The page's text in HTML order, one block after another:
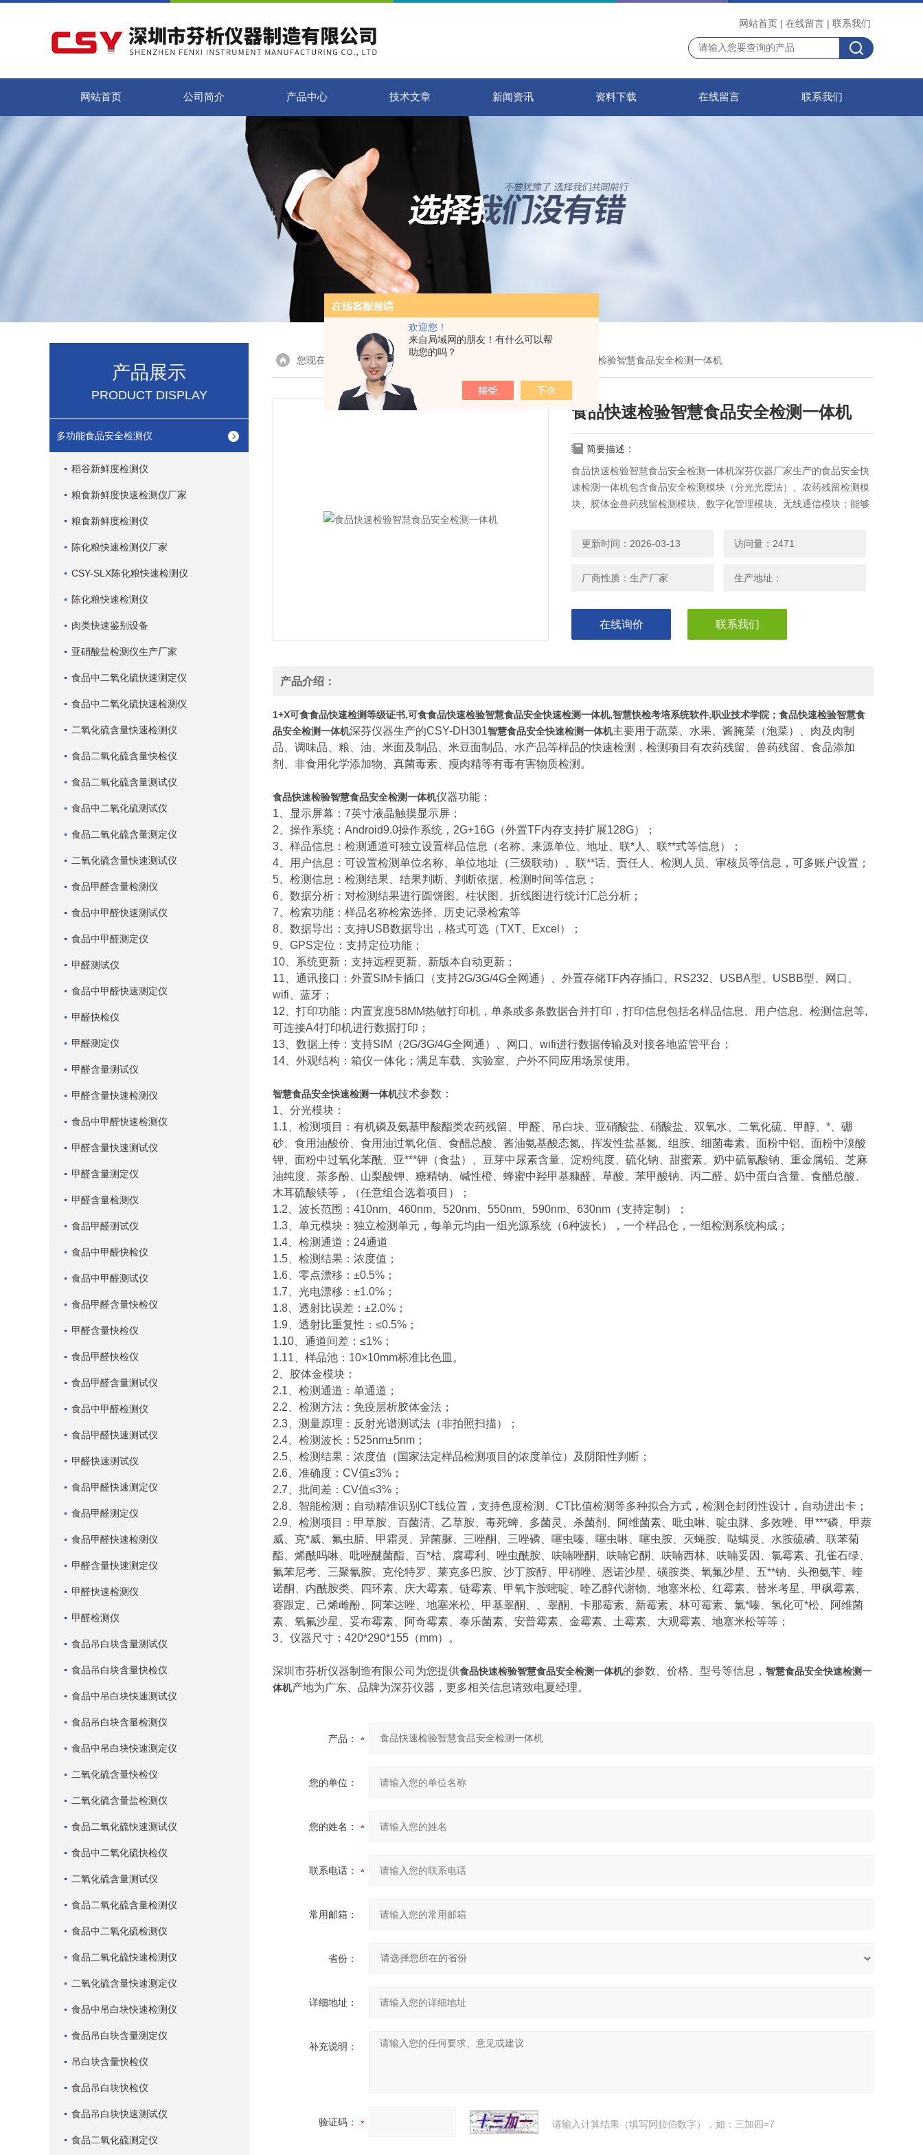
欢迎您！
来自局域网的朋友！有什么可以帮
助您的吗？
网站首页 | 在线留言 | 联系我们
网站首页 公司简介 产品中心 技术文章 新闻资讯 资料下载 在线留言 联系我们
产品展示
PRODUCT DISPLAY
多功能食品安全检测仪
稻谷新鲜度检测仪
粮食新鲜度快速检测仪厂家
粮食新鲜度检测仪
陈化粮快速检测仪厂家
CSY-SLX陈化粮快速检测仪
陈化粮快速检测仪
肉类快速鉴别设备
亚硝酸盐检测仪生产厂家
食品中二氧化硫快速测定仪
食品中二氧化硫快速检测仪
二氧化硫含量快速检测仪
食品二氧化硫含量快检仪
食品二氧化硫含量测试仪
食品中二氧化硫测试仪
食品二氧化硫含量测定仪
二氧化硫含量快速测试仪
食品甲醛含量检测仪
食品中甲醛快速测试仪
食品中甲醛测定仪
甲醛测试仪
食品中甲醛快速测定仪
甲醛快检仪
甲醛测定仪
甲醛含量测试仪
甲醛含量快速检测仪
食品中甲醛快速检测仪
甲醛含量快速测试仪
甲醛含量测定仪
甲醛含量检测仪
食品甲醛测试仪
食品中甲醛快检仪
食品中甲醛测试仪
食品甲醛含量快检仪
甲醛含量快检仪
食品甲醛快检仪
食品甲醛含量测试仪
食品中甲醛检测仪
食品甲醛快速测试仪
甲醛快速测试仪
食品甲醛快速测定仪
食品甲醛测定仪
食品甲醛快速检测仪
甲醛含量快速测定仪
甲醛快速检测仪
甲醛检测仪
食品吊白块含量测试仪
食品吊白块含量快检仪
食品中吊白块快速测试仪
食品吊白块含量检测仪
食品中吊白块快速测定仪
二氧化硫含量快检仪
二氧化硫含量盐检测仪
食品二氧化硫快速测试仪
食品中二氧化硫快检仪
二氧化硫含量测试仪
食品二氧化硫含量检测仪
食品中二氧化硫检测仪
食品二氧化硫快速检测仪
二氧化硫含量快速测定仪
食品中吊白块快速检测仪
食品吊白块含量测定仪
吊白块含量快检仪
食品吊白块快检仪
食品吊白块快速测试仪
食品二氧化硫测定仪
您现在的位置：首页> 产品展示 > > > 食品快速检验智慧食品安全检测一体机
食品快速检验智慧食品安全检测一体机
简要描述：
食品快速检验智慧食品安全检测一体机深芬仪器厂家生产的食品安全快
速检测一体机包含食品安全检测模块（分光光度法）、农药残留检测模
块、胶体金兽药残留检测模块、数字化管理模块、无线通信模块；能够
胺残留、抗生素残留等有毒有害物质残留检测项目。
更新时间：2026-03-13 访问量：2471
厂商性质：生产厂家 生产地址：
在线询价 联系我们
产品介绍：
1+X可食食品快速检测等级证书,可食食品快速检验智慧食品安全快速检测一体机,智慧快检考培系统软件,职业技术学院； 食品快速检验智慧食
品安全检测一体机深芬仪器生产的CSY-DH301智慧食品安全快速检测一体机主要用于蔬菜、水果、酱腌菜（泡菜）、肉及肉制
品、调味品、粮、油、米面及制品、米豆面制品、水产品等样品的快速检测，检测项目有农药残留、兽药残留、食品添加
剂、非食用化学添加物、真菌毒素、瘦肉精等有毒有害物质检测。
食品快速检验智慧食品安全检测一体机仪器功能：
1、显示屏幕：7英寸液晶触摸显示屏；
2、操作系统：Android9.0操作系统，2G+16G（外置TF内存支持扩展128G）；
3、样品信息：检测通道可独立设置样品信息（名称、来源单位、地址、联*人、联**式等信息）；
4、用户信息：可设置检测单位名称、单位地址（三级联动）、联**话、责任人、检测人员、审核员等信息，可多账户设置；
5、检测信息：检测结果、结果判断、判断依据、检测时间等信息；
6、数据分析：对检测结果进行圆饼图、柱状图、折线图进行统计汇总分析；
7、检索功能：样品名称检索选择、历史记录检索等
8、数据导出：支持USB数据导出，格式可选（TXT、Excel）；
9、GPS定位：支持定位功能；
10、系统更新：支持远程更新、新版本自动更新；
11、通讯接口：外置SIM卡插口（支持2G/3G/4G全网通）、外置存储TF内存插口、RS232、USBA型、USBB型、网口、
wifi、蓝牙；
12、打印功能：内置宽度58MM热敏打印机，单条或多条数据合并打印，打印信息包括名样品信息、用户信息、检测信息等,
可连接A4打印机进行数据打印；
13、数据上传：支持SIM（2G/3G/4G全网通）、网口、wifi进行数据传输及对接各地监管平台；
14、外观结构：箱仪一体化；满足车载、实验室、户外不同应用场景使用。
智慧食品安全快速检测一体机技术参数：
1、分光模块：
1.1、检测项目：有机磷及氨基甲酸酯类农药残留、甲醛、吊白块、亚硝酸盐、硝酸盐、双氧水、二氧化硫、甲醇、*、硼
砂、食用油酸价、食用油过氧化值、食醋总酸、酱油氨基酸态氮、挥发性盐基氮、组胺、细菌毒素、面粉中铝、面粉中溴酸
钾、面粉中过氧化苯酰、亚***钾（食盐）、豆芽中尿素含量、淀粉纯度、硫化钠、甜蜜素、奶中硫氰酸钠、重金属铅、芝麻
油纯度、茶多酚、山梨酸钾、糖精钠、碱性橙、蜂蜜中羟甲基糠醛、草酸、苯甲酸钠、丙二醛、奶中蛋白含量、食醋总酸、
木耳硫酸镁等，（任意组合选着项目）；
1.2、波长范围：410nm、460nm、520nm、550nm、590nm、630nm（支持定制）；
1.3、单元模块：独立检测单元，每单元均由一组光源系统（6种波长），一个样品仓，一组检测系统构成；
1.4、检测通道：24通道
1.5、检测结果：浓度值；
1.6、零点漂移：±0.5%；
1.7、光电漂移：±1.0%；
1.8、透射比误差：±2.0%；
1.9、透射比重复性：≤0.5%；
1.10、通道间差：≤1%；
1.11、样品池：10×10mm标准比色皿。
2、胶体金模块：
2.1、检测通道：单通道；
2.2、检测方法：免疫层析胶体金法；
2.3、测量原理：反射光谱测试法（非拍照扫描）；
2.4、检测波长：525nm±5nm；
2.5、检测结果：浓度值（国家法定样品检测项目的浓度单位）及阴阳性判断；
2.6、准确度：CV值≤3%；
2.7、批间差：CV值≤3%；
2.8、智能检测：自动精准识别CT线位置，支持色度检测、CT比值检测等多种拟合方式，检测仓封闭性设计，自动进出卡；
2.9、检测项目：甲草胺、百菌清、乙草胺、毒死蜱、多菌灵、杀菌剂、阿维菌素、吡虫啉、啶虫脒、多效唑、甲***磷、甲萘
威、克*威、氟虫腈、甲霜灵、异菌脲、三唑酮、三唑磷、噻虫嗪、噻虫啉、噻虫胺、灭蝇胺、哒螨灵、水胺硫磷、联苯菊
酯、烯酰吗啉、吡唑醚菌酯、百*枯、腐霉利、唑虫酰胺、呋喃唑酮、呋喃它酮、呋喃西林、呋喃妥因、氯霉素、孔雀石绿、
氟苯尼考、三聚氰胺、克伦特罗、莱克多巴胺、沙丁胺醇、甲硝唑、恩诺沙星、磺胺类、氧氟沙星、五**钠、头孢氨苄、喹
诺酮、内酰胺类、四环素、庆大霉素、链霉素、甲氧卞胺嘧啶、喹乙醇代谢物、地塞米松、红霉素、替米考星、甲砜霉素、
赛跟定、己烯雌酚、阿苯达唑、地塞米松、甲基睾酮、、睾酮、卡那霉素、新霉素、林可霉素、氯*嗪、氢化可*松、阿维菌
素、氧氟沙星、妥布霉素、阿奇霉素、泰乐菌素、安普霉素、金霉素、土霉素、大观霉素、地塞米松等等；
3、仪器尺寸：420*290*155（mm）。
深圳市芬析仪器制造有限公司为您提供食品快速检验智慧食品安全检测一体机的参数、价格、型号等信息， 智慧食品安全快速检测一
体机产地为广东、品牌为深芬仪器，更多相关信息请致电夏经理。
产品：
您的单位：
您的姓名：
联系电话：
常用邮箱：
省份：
详细地址：
补充说明：
验证码： 请输入计算结果（填写阿拉伯数字），如：三加四=7